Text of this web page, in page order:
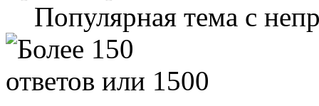
Популярная тема с